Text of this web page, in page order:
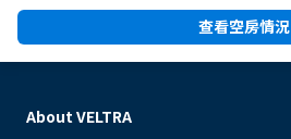
查看空房情況
About VELTRA